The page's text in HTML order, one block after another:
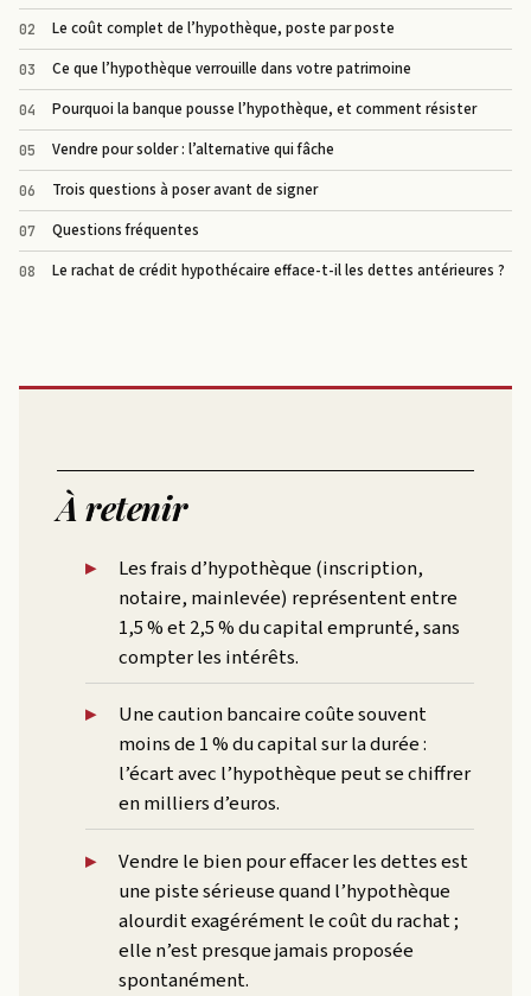
Le coût complet de l’hypothèque, poste par poste
Ce que l’hypothèque verrouille dans votre patrimoine
Pourquoi la banque pousse l’hypothèque, et comment résister
Vendre pour solder : l’alternative qui fâche
Trois questions à poser avant de signer
Questions fréquentes
Le rachat de crédit hypothécaire efface-t-il les dettes antérieures ?
À retenir
Les frais d’hypothèque (inscription,
notaire, mainlevée) représentent entre
1,5 % et 2,5 % du capital emprunté, sans
compter les intérêts.
Une caution bancaire coûte souvent
moins de 1 % du capital sur la durée :
l’écart avec l’hypothèque peut se chiffrer
en milliers d’euros.
Vendre le bien pour effacer les dettes est
une piste sérieuse quand l’hypothèque
alourdit exagérément le coût du rachat ;
elle n’est presque jamais proposée
spontanément.